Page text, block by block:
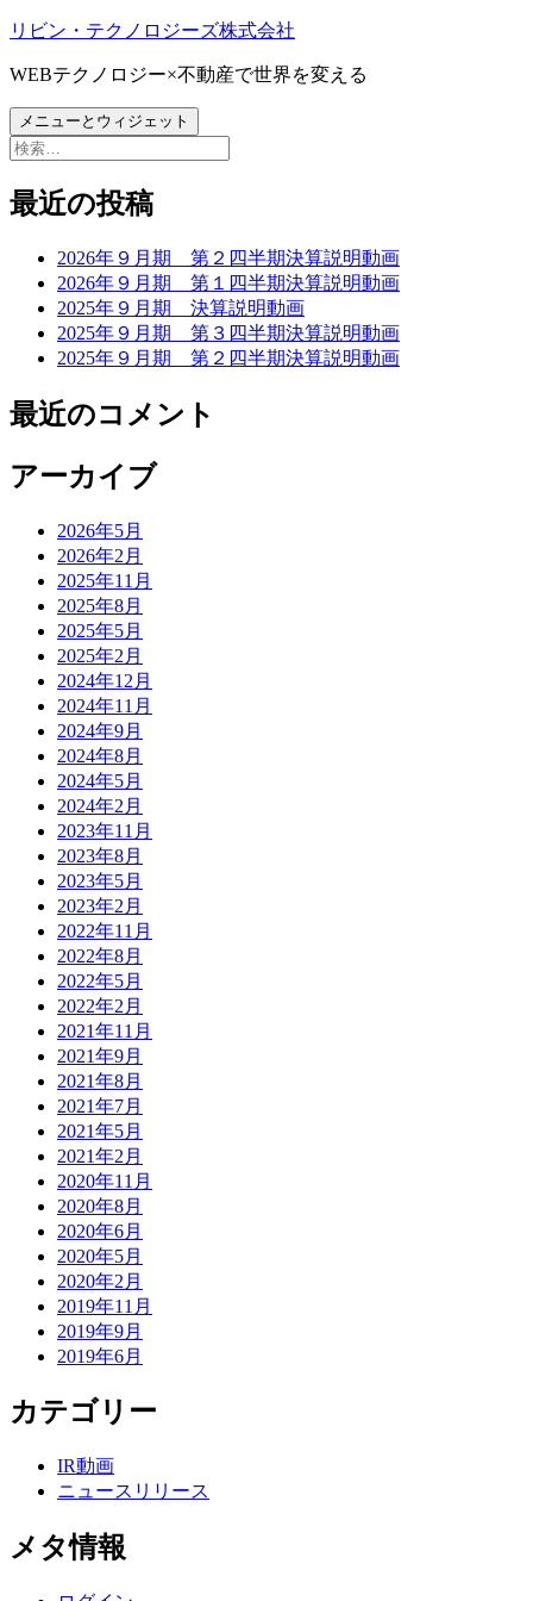
コ
テ
ン
ツ
へ
キ
リビン・テクノロジーズ株式会社
WEBテクノロジー×不動産で世界を変える
メニューとウィジェット
検
最近の投稿
2026年９月期 第２四半期決算説明動画
2026年９月期 第１四半期決算説明動画
2025年９月期 決算説明動画
2025年９月期 第３四半期決算説明動画
2025年９月期 第２四半期決算説明動画
最近のコメント
アーカイブ
2026年5月
2026年2月
2025年11月
2025年8月
2025年5月
2025年2月
2024年12月
2024年11月
2024年9月
2024年8月
2024年5月
2024年2月
2023年11月
2023年8月
2023年5月
2023年2月
2022年11月
2022年8月
2022年5月
2022年2月
2021年11月
2021年9月
2021年8月
2021年7月
2021年5月
2021年2月
2020年11月
2020年8月
2020年6月
2020年5月
2020年2月
2019年11月
2019年9月
2019年6月
カテゴリー
IR動画
ニュースリリース
メタ情報